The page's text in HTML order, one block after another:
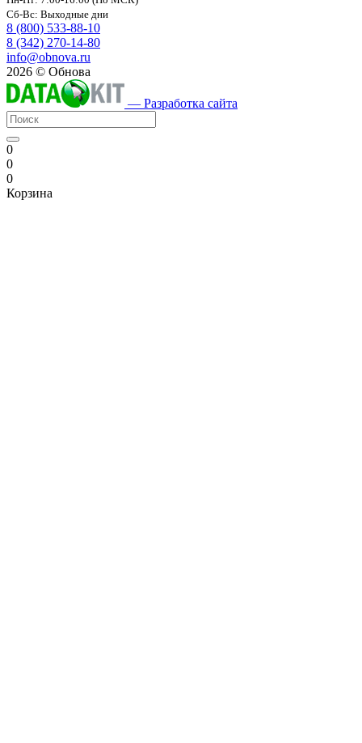
Сб-Вс: Выходные дни
8 (800) 533-88-10
8 (342) 270-14-80
info@obnova.ru
2026 © Обнова
— Разработка сайта
0
0
0
Корзина